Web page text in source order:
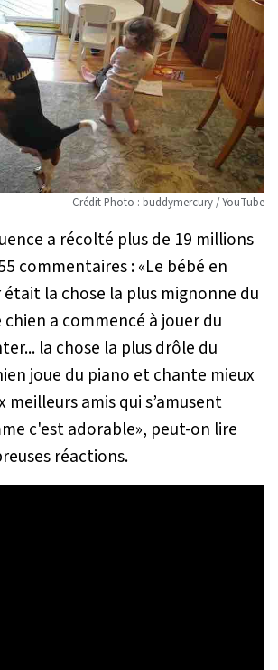
Crédit Photo : buddymercury / YouTube
a récolté plus de 19 millions
commentaires : «Le bébé en
la chose la plus mignonne du
chien a commencé à jouer du
la chose la plus drôle du
joue du piano et chante mieux
meilleurs amis qui s’amusent
c'est adorable», peut-on lire
réactions.